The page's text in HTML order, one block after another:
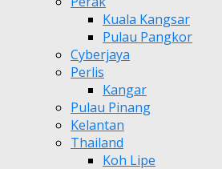
Kuala Kangsar
Pulau Pangkor
Cyberjaya
Perlis
Kangar
Pulau Pinang
Kelantan
Thailand
Koh Lipe